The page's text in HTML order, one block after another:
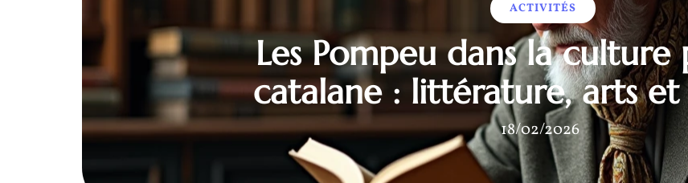
ACTIVITÉS
Les Pompeu dans la culture
catalane : littérature, arts
18/02/2026